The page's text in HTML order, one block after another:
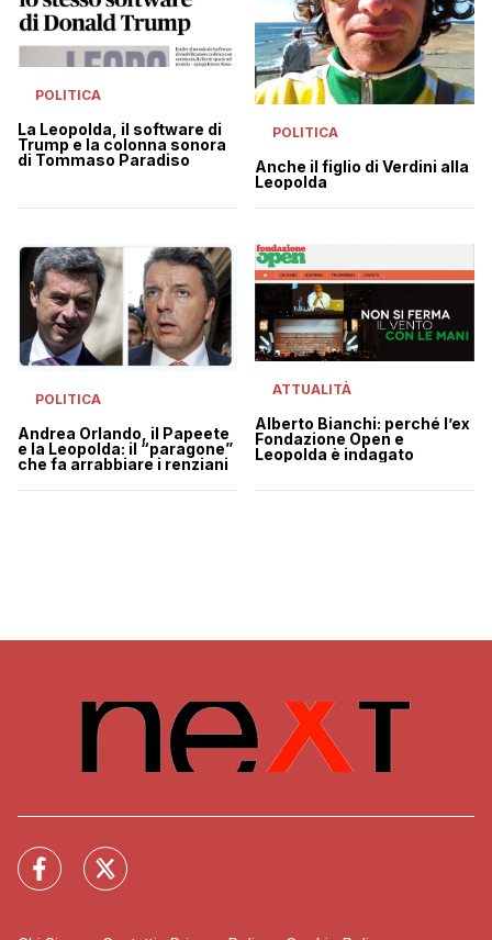
POLITICA
La Leopolda, il software di
Trump e la colonna sonora
di Tommaso Paradiso
POLITICA
Anche il figlio di Verdini alla
Leopolda
POLITICA
Andrea Orlando, il Papeete
e la Leopolda: il “paragone”
che fa arrabbiare i renziani
ATTUALITÀ
Alberto Bianchi: perché l’ex
Fondazione Open e
Leopolda è indagato